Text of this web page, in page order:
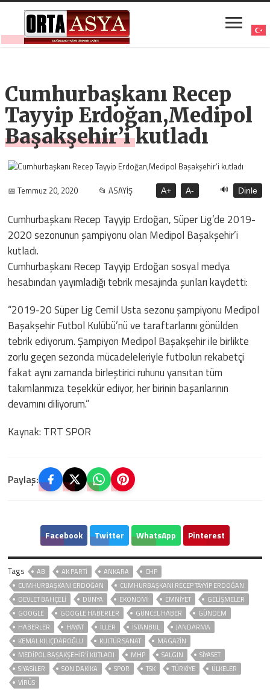
Cumhurbaşkanı Recep
Tayyip Erdoğan,Medipol
Başakşehir’i kutladı
📅 Temmuz 20, 2020 📂 ASAYİŞ A+ A- 🔊 Dinle
Cumhurbaşkanı Recep Tayyip Erdoğan, Süper Lig’de 2019-
2020 sezonunun şampiyonu olan Medipol Başakşehir’i
kutladı.
Cumhurbaşkanı Recep Tayyip Erdoğan sosyal medya
hesabından yayımladığı tebrik mesajında şunları kaydetti:
“2019-20 Süper Lig Cemil Usta sezonu şampiyonu Medipol
Başakşehir Futbol Kulübü’nü ve taraftarlarını gönülden
tebrik ediyorum. Şampiyon Medipol Başakşehir ile birlikte
zorlu geçen sezonda mücadeleleriyle futbolun rekabetçi
fakat aynı zamanda birleştirici ruhunu yansıtan tüm
takımlarımıza teşekkür ediyor, her birinin başarılarının
devamını diliyorum.”
Kaynak: TRT SPOR
Paylaş:
Facebook Twitter WhatsApp Pinterest
Tags AB AK PARTİ ANKARA
CHP
CUMHURBAŞKANI ERDOĞAN
CUMHURBAŞKANI RECEP TAYYIP ERDOĞAN
DEVLET BAHÇELİ
DÜNYA EKONOMİ EMNİYET
GELIŞMELER
GOOGLE
GOOGLE HABERLER GÜNCEL HABER
GÜNDEM
HABERLER
HAYAT İLLER ISTANBUL
JANDARMA
KEMAL KILIÇDAROĞLU
KÜLTÜR SANAT
MAGAZİN
MEDIPOL BAŞAKŞEHIR'I KUTLADI
MHP SALGIN
SİYASET
SİYASİLER
SON DAKIKA SPOR TSK TÜRKİYE
ÜLKELER
VIRÜS